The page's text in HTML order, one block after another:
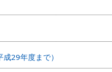
29年度まで）